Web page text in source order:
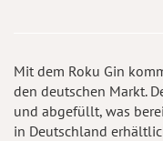
Mit dem Roku Gin
den deutschen Markt.
und abgefüllt, was
in Deutschland